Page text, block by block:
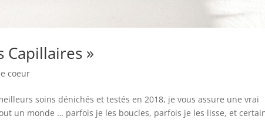
Capillaires »
coeur
soins dénichés et testés en 2018, je vous assure une vrai
un monde … parfois je les boucles, parfois je les lisse, et